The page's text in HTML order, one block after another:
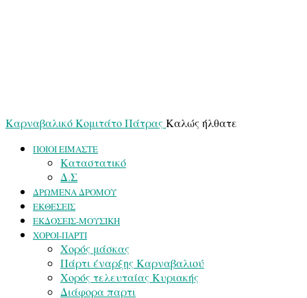
Καρναβαλικό Κομιτάτο Πάτρας Καλώς ήλθατε
ΠΟΙΟΙ ΕΙΜΑΣΤΕ
Καταστατικό
Δ.Σ
ΔΡΩΜΕΝΑ ΔΡΟΜΟΥ
ΕΚΘΕΣΕΙΣ
ΕΚΔΟΣΕΙΣ-ΜΟΥΣΙΚΗ
ΧΟΡΟΙ-ΠΑΡΤΙ
Χορός μάσκας
Πάρτι έναρξης Καρναβαλιού
Χορός τελευταίας Κυριακής
Διάφορα παρτι